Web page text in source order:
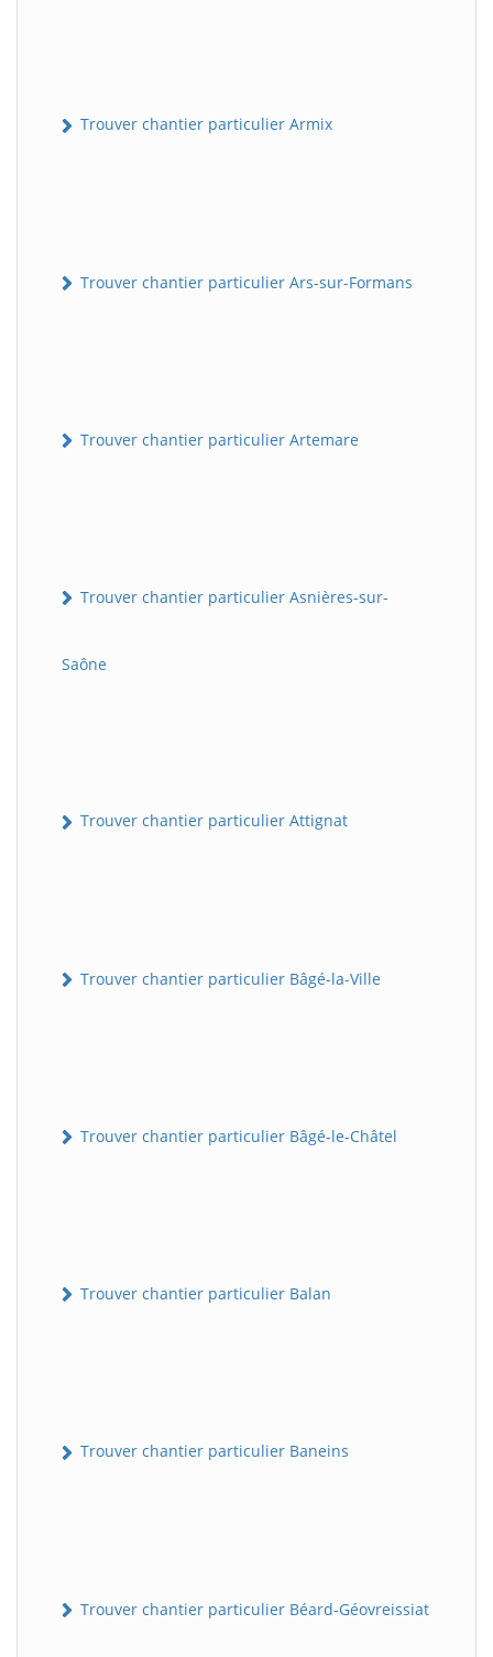
Trouver chantier particulier Armix
Trouver chantier particulier Ars-sur-Formans
Trouver chantier particulier Artemare
Trouver chantier particulier Asnières-sur-
Saône
Trouver chantier particulier Attignat
Trouver chantier particulier Bâgé-la-Ville
Trouver chantier particulier Bâgé-le-Châtel
Trouver chantier particulier Balan
Trouver chantier particulier Baneins
Trouver chantier particulier Béard-Géovreissiat